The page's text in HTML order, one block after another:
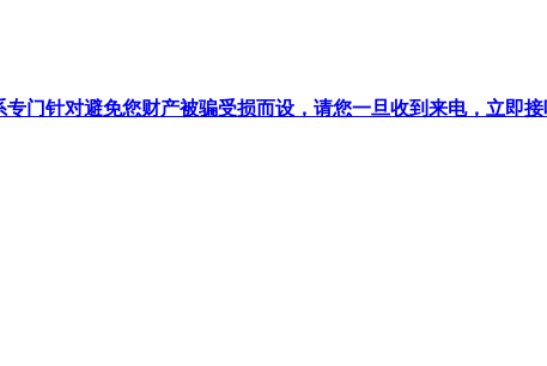
门针对避免您财产被骗受损而设，请您一旦收到来电，立即接